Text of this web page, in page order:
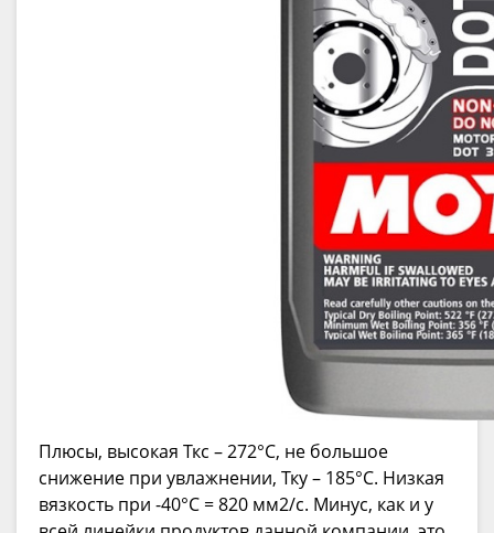
Плюсы, высокая Ткс – 272°C, не большое
снижение при увлажнении, Тку – 185°C. Низкая
вязкость при -40°C = 820 мм2/с. Минус, как и у